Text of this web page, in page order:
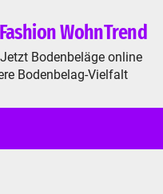
WohnTrend
Bodenbeläge online
Bodenbelag-Vielfalt